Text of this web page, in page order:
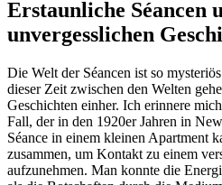
Erstaunliche Séancen
unvergesslichen
Die Welt der Séancen ist so
dieser Zeit zwischen den Welten
Geschichten einher. Ich erinnere
Fall, der in den 1920er Jahren in
Séance in einem kleinen Apartment
zusammen, um Kontakt zu einem
aufzunehmen. Man konnte die